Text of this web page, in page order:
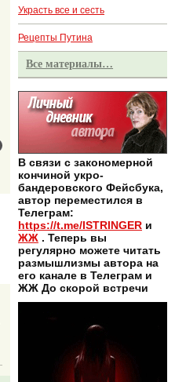
Украсть все и сесть
Рецепты Путина
Все материалы…
В связи с закономерной
кончиной укро-
бандеровского Фейсбука,
автор переместился в
Телеграм:
https://t.me/ISTRINGER и
ЖЖ . Теперь вы
регулярно можете читать
размышлизмы автора на
его канале в Телеграм и
ЖЖ До скорой встречи